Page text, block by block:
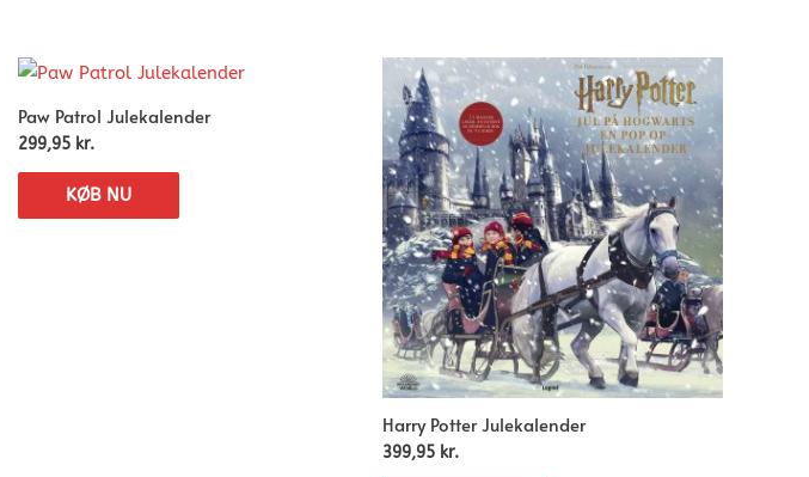
Paw Patrol Julekalender
299,95 kr.
KØB NU
Harry Potter Julekalender
399,95 kr.